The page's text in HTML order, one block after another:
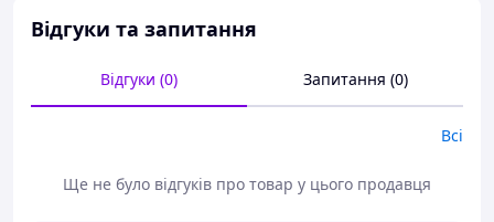
Відгуки та запитання
Відгуки (0) Запитання (0)
Всі
Ще не було відгуків про товар у цього продавця